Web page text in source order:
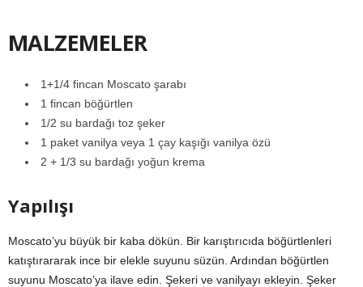
MALZEMELER
1+1/4 fincan Moscato şarabı
1 fincan böğürtlen
1/2 su bardağı toz şeker
1 paket vanilya veya 1 çay kaşığı vanilya özü
2 + 1/3 su bardağı yoğun krema
Yapılışı
Moscato’yu büyük bir kaba dökün. Bir karıştırıcıda böğürtlenleri
katıştırararak ince bir elekle suyunu süzün. Ardından böğürtlen
suyunu Moscato’ya ilave edin. Şekeri ve vanilyayı ekleyin. Şeker